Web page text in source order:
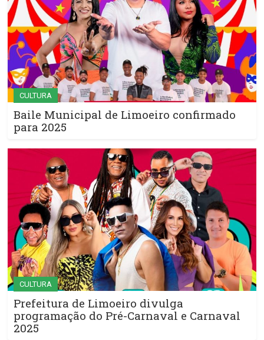
CULTURA
Baile Municipal de Limoeiro confirmado
para 2025
CULTURA
Prefeitura de Limoeiro divulga
programação do Pré-Carnaval e Carnaval
2025